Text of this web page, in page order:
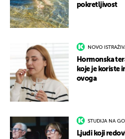
pokretljivost
NOVO
Hormonska
koje je koriste
ovoga
STUDIJA NA
Ljudi koji